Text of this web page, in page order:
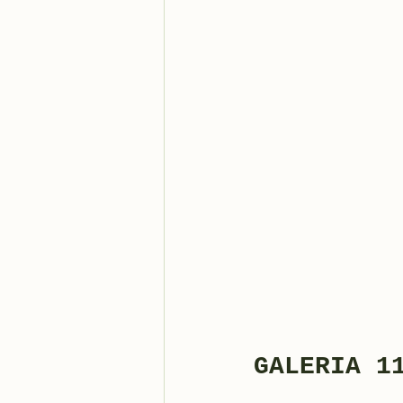
GALERIA